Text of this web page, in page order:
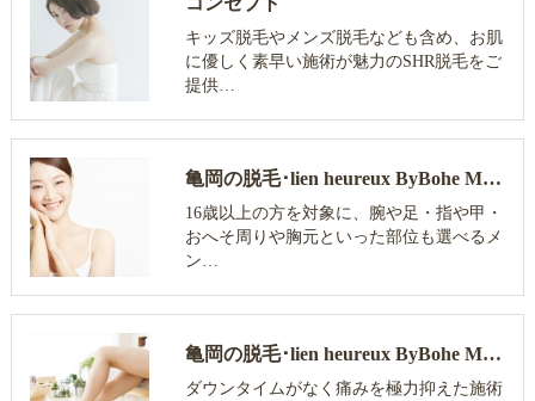
キッズ脱毛やメンズ脱毛なども含め、お肌
に優しく素早い施術が魅力のSHR脱毛をご
提供…
亀岡の脱毛･lien heureux ByBohe Me shopの口コミ情報
16歳以上の方を対象に、腕や足・指や甲・
おへそ周りや胸元といった部位も選べるメ
ン…
亀岡の脱毛･lien heureux ByBohe Me shopのお客様の声
ダウンタイムがなく痛みを極力抑えた施術